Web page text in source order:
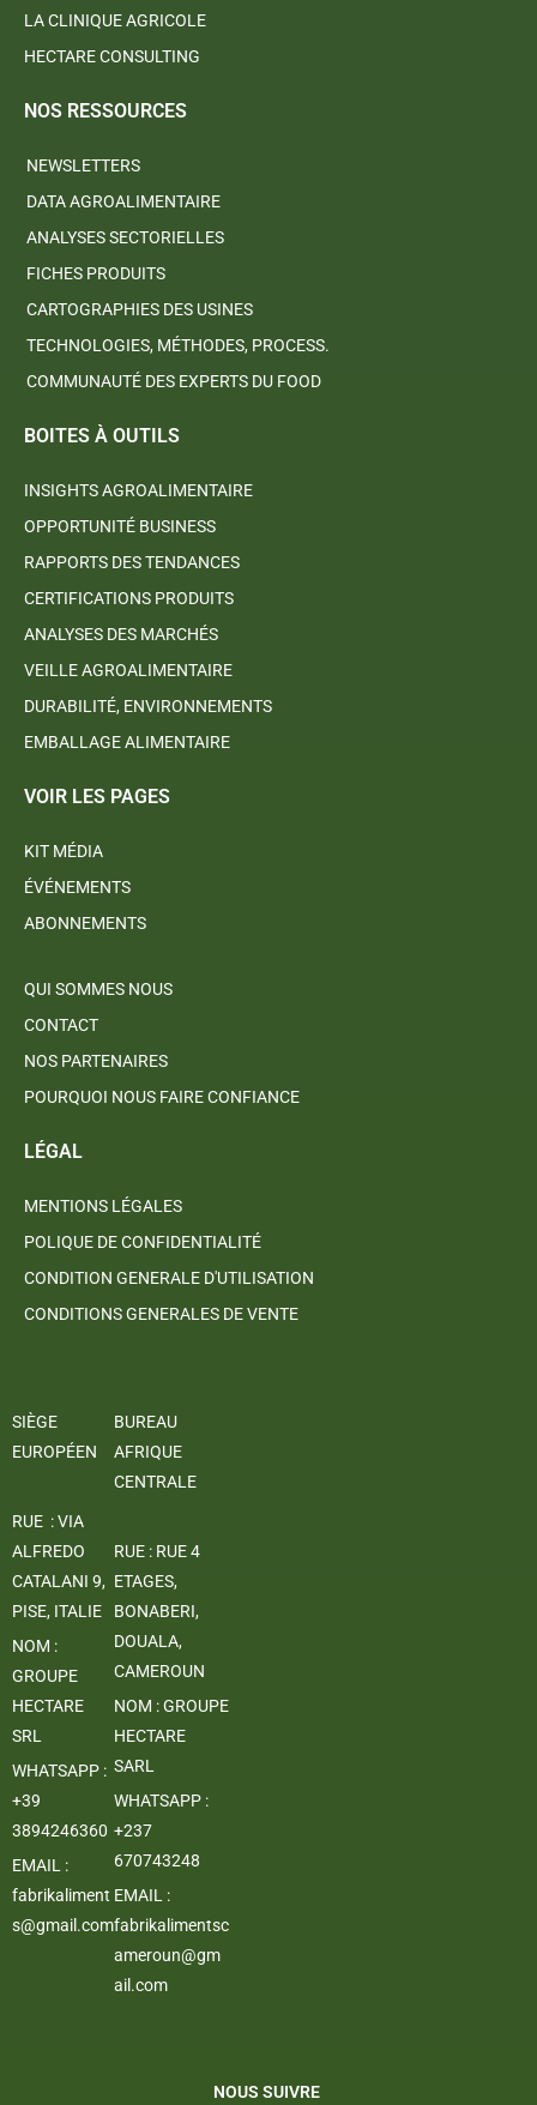
LA CLINIQUE AGRICOLE
HECTARE CONSULTING
NOS RESSOURCES
NEWSLETTERS
DATA AGROALIMENTAIRE
ANALYSES SECTORIELLES
FICHES PRODUITS
CARTOGRAPHIES DES USINES
TECHNOLOGIES, MÉTHODES, PROCESS.
COMMUNAUTÉ DES EXPERTS DU FOOD
BOITES À OUTILS
INSIGHTS AGROALIMENTAIRE
OPPORTUNITÉ BUSINESS
RAPPORTS DES TENDANCES
CERTIFICATIONS PRODUITS
ANALYSES DES MARCHÉS
VEILLE AGROALIMENTAIRE
DURABILITÉ, ENVIRONNEMENTS
EMBALLAGE ALIMENTAIRE
VOIR LES PAGES
KIT MÉDIA
ÉVÉNEMENTS
ABONNEMENTS
QUI SOMMES NOUS
CONTACT
NOS PARTENAIRES
POURQUOI NOUS FAIRE CONFIANCE
LÉGAL
MENTIONS LÉGALES
POLIQUE DE CONFIDENTIALITÉ
CONDITION GENERALE D'UTILISATION
CONDITIONS GENERALES DE VENTE
SIÈGE
EUROPÉEN
RUE : VIA
ALFREDO
CATALANI 9,
PISE, ITALIE
NOM :
GROUPE
HECTARE
SRL
WHATSAPP :
+39
3894246360
EMAIL :
fabrikaliment
s@gmail.com
BUREAU
AFRIQUE
CENTRALE
RUE : RUE 4
ETAGES,
BONABERI,
DOUALA,
CAMEROUN
NOM : GROUPE
HECTARE
SARL
WHATSAPP :
+237
670743248
EMAIL :
fabrikalimentsc
ameroun@gm
ail.com
NOUS SUIVRE